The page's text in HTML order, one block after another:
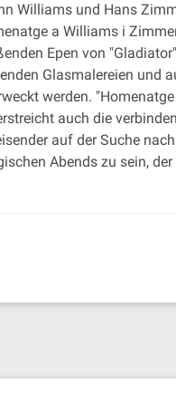
Williams und Hans
a Williams i
Epen von
Glasmalereien und
werden.
auch die
auf der Suche
Abends zu sein,